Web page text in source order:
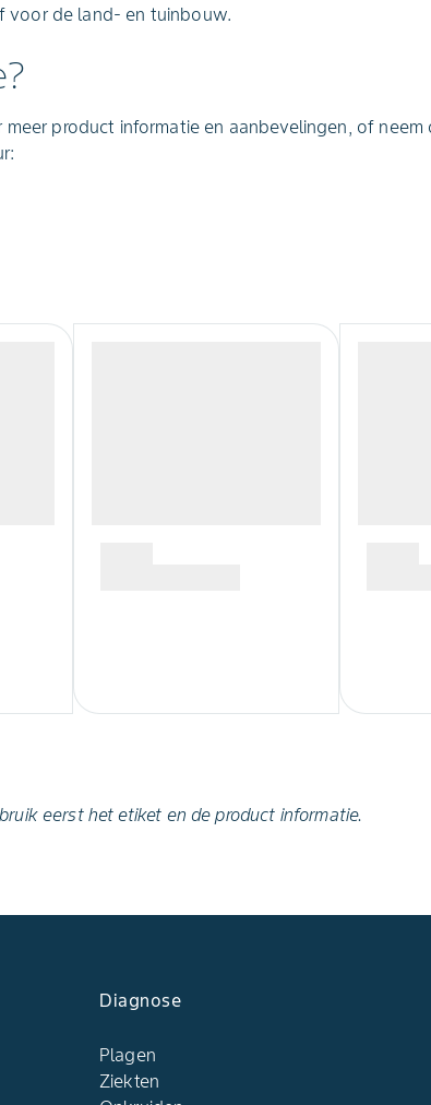
voor de land- en tuinbouw.
product informatie en aanbevelingen, of
eerst het etiket en de product informatie.
Diagnose
Plagen
Ziekten